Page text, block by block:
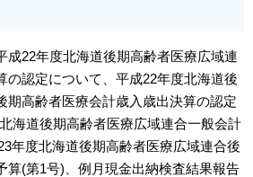
成22年度北海道後期高齢者医療広域連
の認定について、平成22年度北海道後
期高齢者医療会計歳入歳出決算の認定
海道後期高齢者医療広域連合一般会計
年度北海道後期高齢者医療広域連合後
算(第1号)、例月現金出納検査結果報告